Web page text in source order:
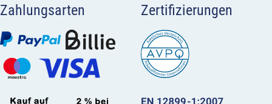
Zahlungsarten Zertifizierungen